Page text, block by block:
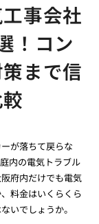
事会社
！コン
まで信
が落ちて戻らな
内の電気トラブル
府内だけでも電気
料金はいくらくら
いでしょうか。